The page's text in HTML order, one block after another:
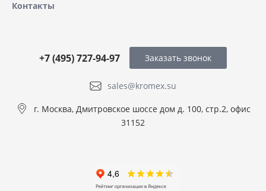
Контакты
sales@kromex.su
+7 (495) 727-94-97
г. Москва, Дмитровское шоссе дом д. 100, стр.2, офис
31152
Заказать звонок